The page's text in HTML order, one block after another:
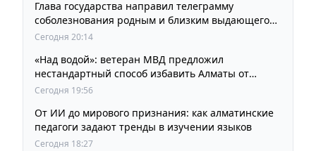
Глава государства направил телеграмму
соболезнования родным и близким выдающегося
кинорежиссера Ардака Амиркулова
Сегодня 20:14
«Над водой»: ветеран МВД предложил
нестандартный способ избавить Алматы от
пробок и смога
Сегодня 19:56
От ИИ до мирового признания: как алматинские
педагоги задают тренды в изучении языков
Сегодня 18:27